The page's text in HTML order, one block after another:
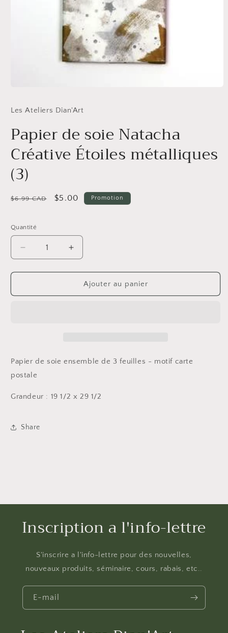
média
1
une
fenêtre
modale
Les Ateliers Dian'Art
Papier de soie Natacha
Créative Étoiles métalliques
(3)
Prix
$6.99 CAD
Prix
$5.00 Promotion
Quantité
Réduire
la
quantité
Papier
métalliques
(3)
Augmenter
la
quantité
Papier
métalliques
Ajouter au panier
Papier de soie ensemble de 3 feuilles - motif carte
postale
Grandeur : 19 1/2 x 29 1/2
Share
Inscription a l'info-lettre
S'inscrire a l'info-lettre pour des nouvelles,
nouveaux produits, séminaire, cours, rabais, etc..
E-mail